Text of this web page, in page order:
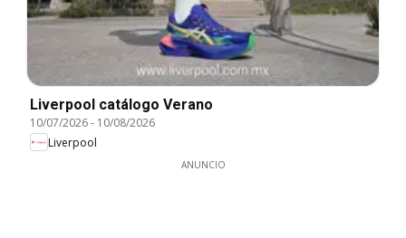
Liverpool catálogo Verano
10/07/2026- 10/08/2026
Liverpool
ANUNCIO